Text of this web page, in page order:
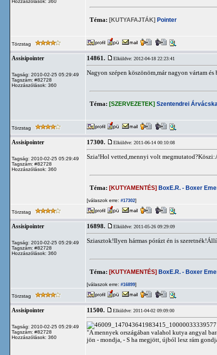
Hozzászólások: 360
Téma: [KUTYAFAJTÁK] Pointer
Törzstag
Assisipointer
Tagság: 2010-02-25 05:29:49
Tagszám: #82728
Hozzászólások: 360
14861. Elküldve: 2012-04-18 22:23:41
Nagyon szépen köszönöm,már nagyon vártam
Téma: [SZERVEZETEK] Szentendrei
Törzstag
Assisipointer
Tagság: 2010-02-25 05:29:49
Tagszám: #82728
Hozzászólások: 360
17300. Elküldve: 2011-06-14 00:10:08
Szia!Hol vetted,mennyi volt
Téma: [KUTYAMENTÉS] BoxE.R. - Boxer
[válaszok erre: #17302]
Törzstag
Assisipointer
Tagság: 2010-02-25 05:29:49
Tagszám: #82728
Hozzászólások: 360
16898. Elküldve: 2011-05-26 09:29:09
Sziasztok!Ilyen hármas pórázt én is
Téma: [KUTYAMENTÉS] BoxE.R. - Boxer
[válaszok erre: #16899]
Törzstag
Assisipointer
Tagság: 2010-02-25 05:29:49
Tagszám: #82728
Hozzászólások: 360
11500. Elküldve: 2011-04-02 09:09:00
"A mennyek országában valahol kutya angyal
jön - mondja, - S ha megjött, újból lesz rám